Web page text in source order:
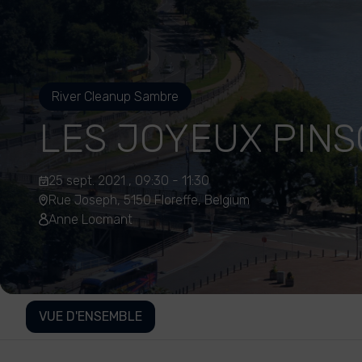
River Cleanup Sambre
LES JOYEUX
25 sept. 2021 , 09:30 - 11:30
Rue Joseph, 5150 Floreffe, Belgium
Anne Locmant
VUE D'ENSEMBLE